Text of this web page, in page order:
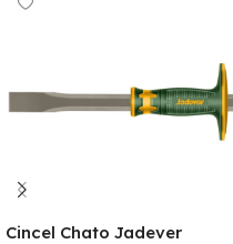
Cincel Chato Jadever